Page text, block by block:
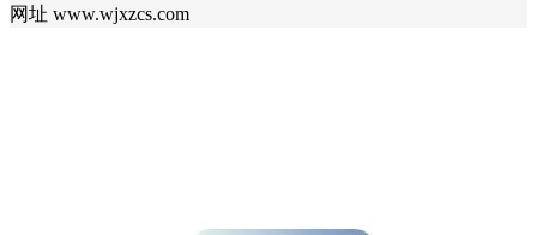
网址 www.wjxzcs.com